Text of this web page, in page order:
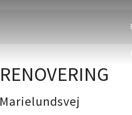
RENOVERING
Marielundsvej